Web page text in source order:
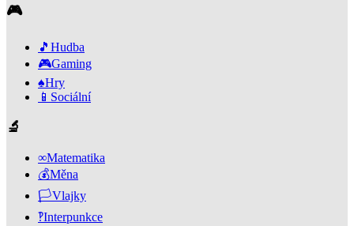
🎮
🎵 Hudba
🎮Gaming
♠️Hry
📱 Sociální
🔬
∞Matematika
💰Měna
🏳️Vlajky
‽Interpunkce